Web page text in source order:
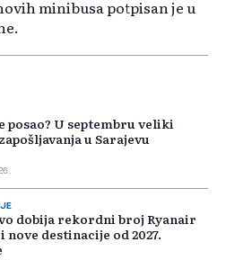
minibusa potpisan je u
posao? U septembru veliki
u Sarajevu
dobija rekordni broj Ryanair
nove destinacije od 2027.